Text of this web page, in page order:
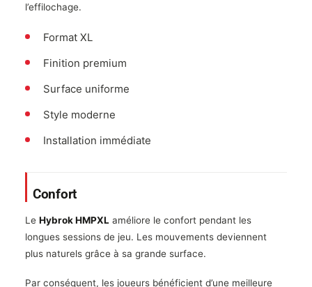
l’effilochage.
Format XL
Finition premium
Surface uniforme
Style moderne
Installation immédiate
Confort
Le Hybrok HMPXL améliore le confort pendant les
longues sessions de jeu. Les mouvements deviennent
plus naturels grâce à sa grande surface.
Par conséquent, les joueurs bénéficient d’une meilleure